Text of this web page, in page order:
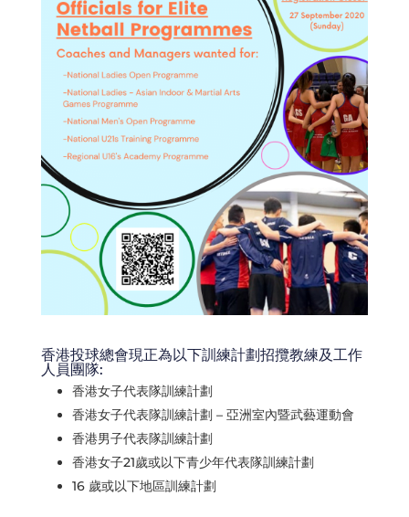
香港投球總會現正為以下訓練計劃招攬教練及工作
人員團隊:
香港女子代表隊訓練計劃
香港女子代表隊訓練計劃 – 亞洲室內暨武藝運動會
香港男子代表隊訓練計劃
香港女子21歲或以下青少年代表隊訓練計劃
16 歲或以下地區訓練計劃